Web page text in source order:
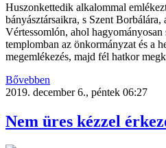
Huszonkettedik alkalommal
bányásztársaikra, s Szent Borbálára,
Vértessomlón, ahol hagyományosan
templomban az önkormányzat és a
megemlékezés, majd fél hatkor
Bővebben
2019. december 6., péntek 06:27
Nem üres kézzel